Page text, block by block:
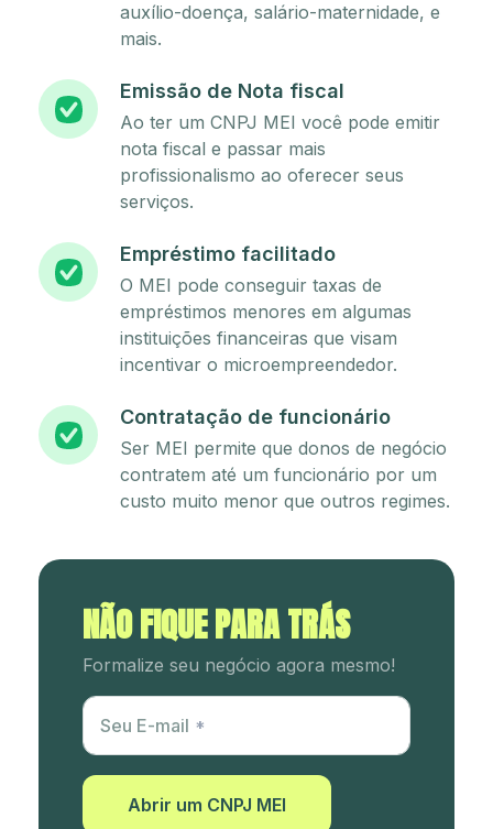
auxílio-doença, salário-maternidade, e
mais.
Emissão de Nota fiscal
Ao ter um CNPJ MEI você pode emitir
nota fiscal e passar mais
profissionalismo ao oferecer seus
serviços.
Empréstimo facilitado
O MEI pode conseguir taxas de
empréstimos menores em algumas
instituições financeiras que visam
incentivar o microempreendedor.
Contratação de funcionário
Ser MEI permite que donos de negócio
contratem até um funcionário por um
custo muito menor que outros regimes.
NÃO FIQUE PARA TRÁS
Formalize seu negócio agora mesmo!
Utm Content
Seu E-mail
Abrir um CNPJ MEI